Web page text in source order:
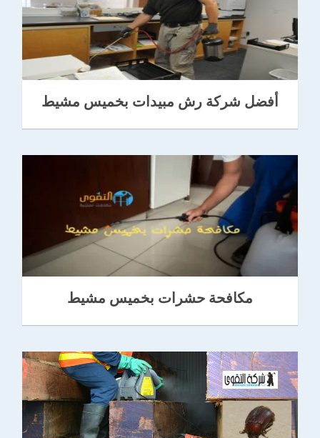
أفضل شركة رش مبيدات بخميس مشيط
مكافحة حشرات بخميس مشيط